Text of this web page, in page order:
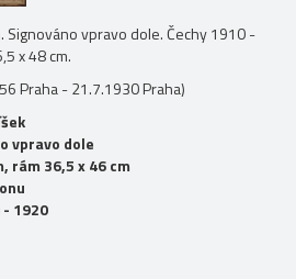
Signováno vpravo dole. Čechy 1910 -
x 48 cm.
Praha - 21.7.1930 Praha)
vpravo dole
rám 36,5 x 46 cm
- 1920